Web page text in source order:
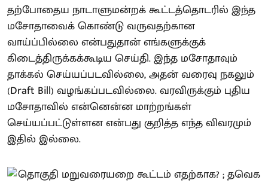
தற்போதைய நாடாளுமன்றக் கூட்டத்தொடரில் இந்த
மசோதாவைக் கொண்டு வருவதற்கான
வாய்ப்பில்லை என்பதுதான் எங்களுக்குக்
கிடைத்திருக்கக்கூடிய செய்தி. இந்த மசோதாவும்
தாக்கல் செய்யப்படவில்லை, அதன் வரைவு நகலும்
(Draft Bill) வழங்கப்படவில்லை. வரவிருக்கும் புதிய
மசோதாவில் என்னென்ன மாற்றங்கள்
செய்யப்பட்டுள்ளன என்பது குறித்த எந்த விவரமும்
இதில் இல்லை.